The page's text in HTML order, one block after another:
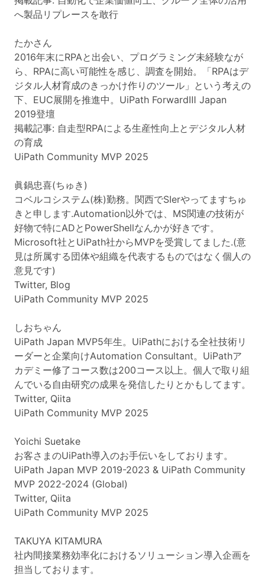
へ製品リプレースを敢行
たかさん
2016年末にRPAと出会い、プログラミング未経験なが
ら、RPAに高い可能性を感じ、調査を開始。「RPAはデ
ジタル人材育成のきっかけ作りのツール」という考えの
下、EUC展開を推進中。UiPath ForwardⅢ Japan
2019登壇
掲載記事: 自走型RPAによる生産性向上とデジタル人材
の育成
UiPath Community MVP 2025
眞鍋忠喜(ちゅき)
コベルコシステム(株)勤務。関西でSIerやってますちゅ
きと申します.Automation以外では、MS関連の技術が
好物で特にADとPowerShellなんかが好きです。
Microsoft社とUiPath社からMVPを受賞してました.(意
見は所属する団体や組織を代表するものではなく個人の
意見です)
Twitter, Blog
UiPath Community MVP 2025
しおちゃん
UiPath Japan MVP5年生。UiPathにおける全社技術リ
ーダーと企業向けAutomation Consultant。UiPathア
カデミー修了コース数は200コース以上。個人で取り組
んでいる自由研究の成果を発信したりとかもしてます。
Twitter, Qiita
UiPath Community MVP 2025
Yoichi Suetake
お客さまのUiPath導入のお手伝いをしております。
UiPath Japan MVP 2019-2023 & UiPath Community
MVP 2022-2024 (Global)
Twitter, Qiita
UiPath Community MVP 2025
TAKUYA KITAMURA
社内間接業務効率化におけるソリューション導入企画を
担当しております。